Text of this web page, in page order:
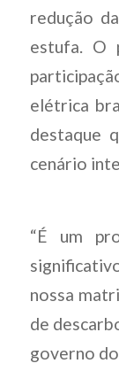
redução
estufa. O
elétrica
destaque
cenário
“É um
nossa
de
governo